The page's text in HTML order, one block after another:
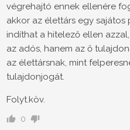
végrehajtó ennek ellenére
akkor az élettárs egy sajátos
indíthat a hitelező ellen
az adós, hanem az ő
az élettársnak, mint
tulajdonjogát.
Folyt.köv.
0